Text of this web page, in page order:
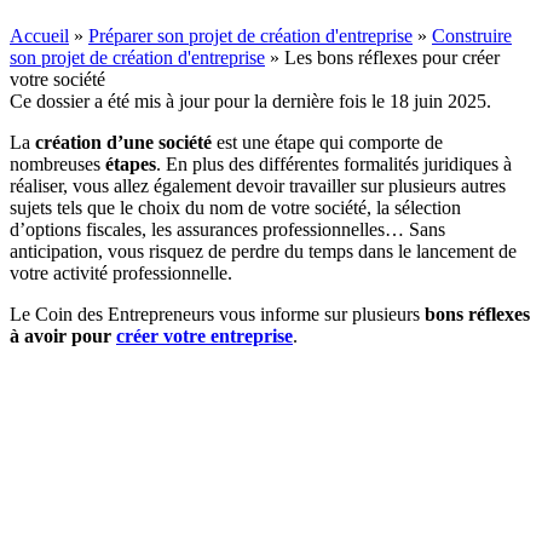
Accueil » Préparer son projet de création d'entreprise » Construire
son projet de création d'entreprise » Les bons réflexes pour créer
votre société
Ce dossier a été mis à jour pour la dernière fois le 18 juin 2025.
La création d’une société est une étape qui comporte de
nombreuses étapes. En plus des différentes formalités juridiques à
réaliser, vous allez également devoir travailler sur plusieurs autres
sujets tels que le choix du nom de votre société, la sélection
d’options fiscales, les assurances professionnelles… Sans
anticipation, vous risquez de perdre du temps dans le lancement de
votre activité professionnelle.
Le Coin des Entrepreneurs vous informe sur plusieurs bons réflexes
à avoir pour créer votre entreprise.